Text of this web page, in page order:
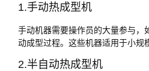
1.手动热成型机
手动机器需要操作员的大量参与，
动成型过程。这些机器适用于小规
2.半自动热成型机